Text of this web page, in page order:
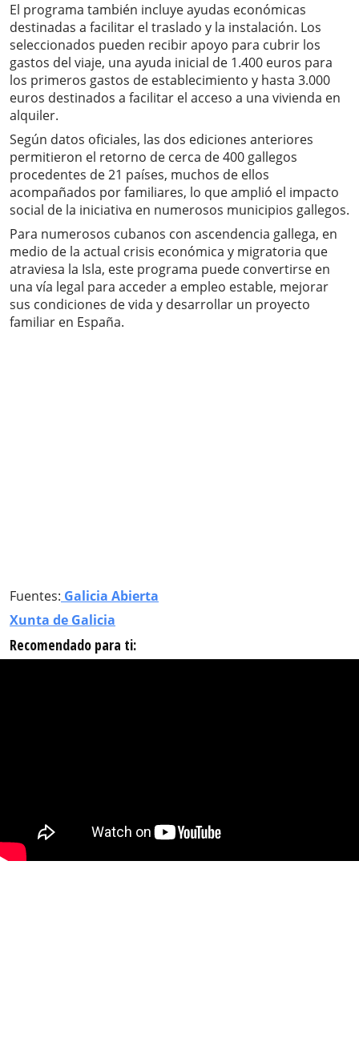
El programa también incluye ayudas económicas
destinadas a facilitar el traslado y la instalación. Los
seleccionados pueden recibir apoyo para cubrir los
gastos del viaje, una ayuda inicial de 1.400 euros para
los primeros gastos de establecimiento y hasta 3.000
euros destinados a facilitar el acceso a una vivienda en
alquiler.
Según datos oficiales, las dos ediciones anteriores
permitieron el retorno de cerca de 400 gallegos
procedentes de 21 países, muchos de ellos
acompañados por familiares, lo que amplió el impacto
social de la iniciativa en numerosos municipios gallegos.
Para numerosos cubanos con ascendencia gallega, en
medio de la actual crisis económica y migratoria que
atraviesa la Isla, este programa puede convertirse en
una vía legal para acceder a empleo estable, mejorar
sus condiciones de vida y desarrollar un proyecto
familiar en España.
Fuentes: Galicia Abierta
Xunta de Galicia
Recomendado para ti: